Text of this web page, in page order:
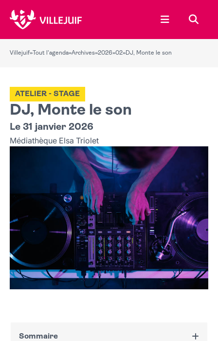
Ouvrir le
Villejuif» Tout l'agenda»Archives»2026»02»DJ, Monte le son
DJ, Monte le son
ATELIER - STAGE
Le 31 janvier 2026
Médiathèque Elsa Triolet
Sommaire